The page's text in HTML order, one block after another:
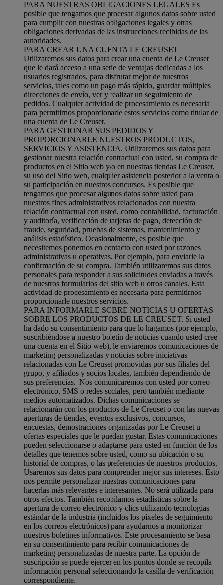
PARA NUESTRAS OBLIGACIONES LEGALES Es
posible que tengamos que procesar algunos datos sobre usted
para cumplir con nuestras obligaciones legales y otras
obligaciones derivadas de las instrucciones recibidas de las
autoridades.
PARA CREAR UNA CUENTA LE CREUSET
Utilizaremos sus datos para crear una cuenta de Le Creuset
que le dará acceso a una serie de ventajas dedicadas a los
usuarios registrados, para disfrutar mejor de nuestros
servicios, tales como un pago más rápido, guardar múltiples
direcciones de envío, ver y realizar un seguimiento de
pedidos. Cualquier actividad de procesamiento es necesaria
para permitirnos proporcionarle estos servicios como titular de
una cuenta de Le Creuset.
PARA GESTIONAR SUS PEDIDOS Y
PROPORCIONARLE NUESTROS PRODUCTOS,
SERVICIOS Y ASISTENCIA. Utilizaremos sus datos para
gestionar nuestra relación contractual con usted, su compra de
productos en el Sitio web y/o en nuestras tiendas Le Creuset,
su uso del Sitio web, cualquier asistencia posterior a la venta o
su participación en nuestros concursos. Es posible que
tengamos que procesar algunos datos sobre usted para
nuestros fines administrativos relacionados con nuestra
relación contractual con usted, como contabilidad, facturación
y auditoría, verificación de tarjetas de pago, detección de
fraude, seguridad, pruebas de sistemas, mantenimiento y
análisis estadístico. Ocasionalmente, es posible que
necesitemos ponernos en contacto con usted por razones
administrativas u operativas. Por ejemplo, para enviarle la
confirmación de su compra. También utilizaremos sus datos
personales para responder a sus solicitudes enviadas a través
de nuestros formularios del sitio web u otros canales. Esta
actividad de procesamiento es necesaria para permitirnos
proporcionarle nuestros servicios.
PARA INFORMARLE SOBRE NOTICIAS U OFERTAS
SOBRE LOS PRODUCTOS DE LE CREUSET. Si usted
ha dado su consentimiento para que lo hagamos (por ejemplo,
suscribiéndose a nuestro boletín de noticias cuando usted cree
una cuenta en el Sitio web), le enviaremos comunicaciones de
marketing personalizadas y noticias sobre iniciativas
relacionadas con Le Creuset promovidas por sus filiales del
grupo, y afiliados y socios locales, también dependiendo de
sus preferencias. Nos comunicaremos con usted por correo
electrónico, SMS o redes sociales, pero también mediante
medios automatizados. Dichas comunicaciones se
relacionarán con los productos de Le Creuset o con las nuevas
aperturas de tiendas, eventos exclusivos, concursos,
encuestas, demostraciones organizadas por Le Creuset u
ofertas especiales que le puedan gustar. Estas comunicaciones
pueden seleccionarse o adaptarse para usted en función de los
detalles que tenemos sobre usted, como su ubicación o su
historial de compras, o las preferencias de nuestros productos.
Usaremos sus datos para comprender mejor sus intereses. Esto
nos permite personalizar nuestras comunicaciones para
hacerlas más relevantes e interesantes. No será utilizada para
otros efectos. También recopilamos estadísticas sobre la
apertura de correo electrónico y clics utilizando tecnologías
estándar de la industria (incluidos los píxeles de seguimiento
en los correos electrónicos) para ayudarnos a monitorizar
nuestros boletines informativos. Este procesamiento se basa
en su consentimiento para recibir comunicaciones de
marketing personalizadas de nuestra parte. La opción de
suscripción se puede ejercer en los puntos donde se recopila
información personal seleccionando la casilla de verificación
correspondiente.